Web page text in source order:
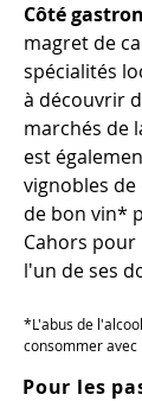
Côté
magret de
spécialités
à découvrir
marchés de
est
vignobles
de bon vin*
Cahors
l'un de ses
*L'abus de
consommer
Pour les